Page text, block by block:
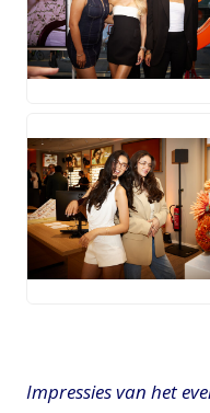
JPG
JPG
Impressies van het